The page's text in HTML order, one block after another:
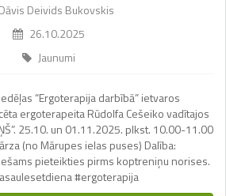
Dāvis Deivids Bukovskis
26.10.2025
Jaunumi
“Ergoterapija darbībā” ietvaros
ergoterapeita Rūdolfa Cešeiko vadītajos
25.10. un 01.11.2025. plkst. 10.00-11.00
(no Mārupes ielas puses) Dalība:
pieteikties pirms koptreniņu norises.
#ergoterapija